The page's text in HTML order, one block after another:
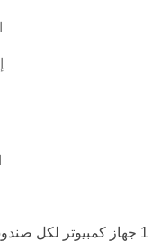
1 جهاز كمبيوتر لكل صندوق ، 10 جهاز كمبيوتر لكل كرتون